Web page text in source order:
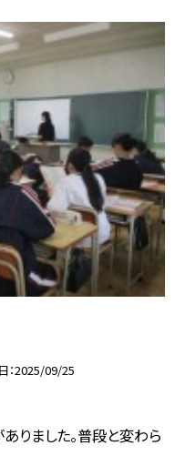
2025/09/25
りました。普段と変わら